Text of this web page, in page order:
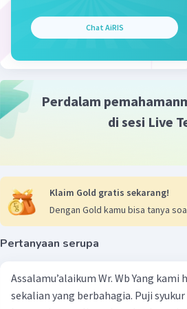
Dengan demikian, jawaban
koruptor, Pak,”
Chat AiRIS
Perdalam
di sesi Live
Klaim Gold gratis sekarang!
Dengan Gold kamu bisa tanya
Pertanyaan serupa
Assalamu’alaikum Wr. Wb Yang
sekalian yang berbahagia. Puji